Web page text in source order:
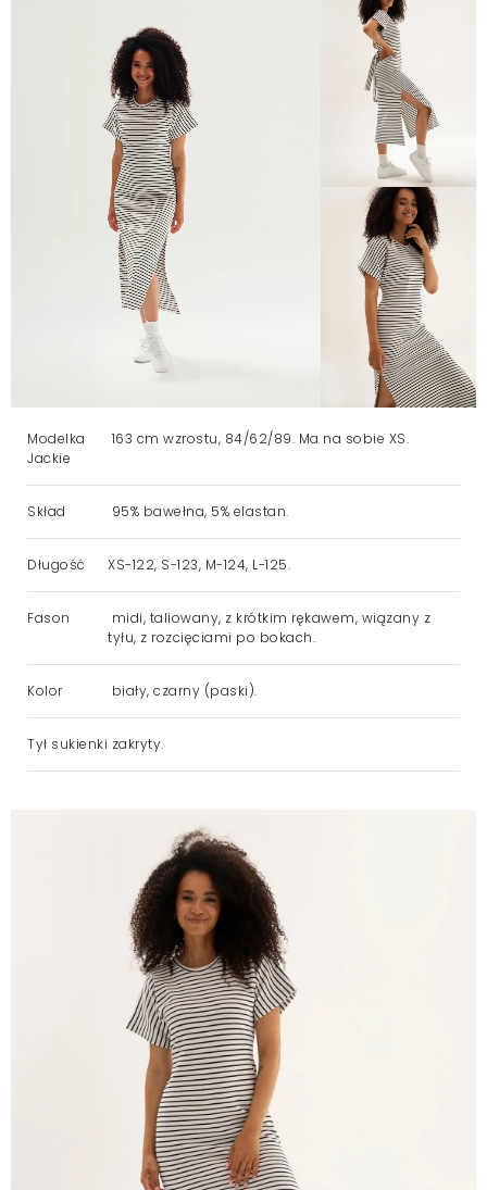
Modelka
Jackie
163 cm wzrostu, 84/62/89. Ma na sobie XS.
Skład 95% bawełna, 5% elastan.
Długość XS-122, S-123, M-124, L-125.
Fason
midi, taliowany, z krótkim rękawem, wiązany z
tyłu, z rozcięciami po bokach.
Kolor biały, czarny (paski).
Tył sukienki zakryty.